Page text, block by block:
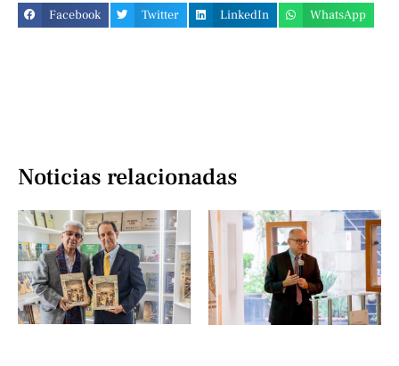
Facebook Twitter LinkedIn WhatsApp
Noticias relacionadas